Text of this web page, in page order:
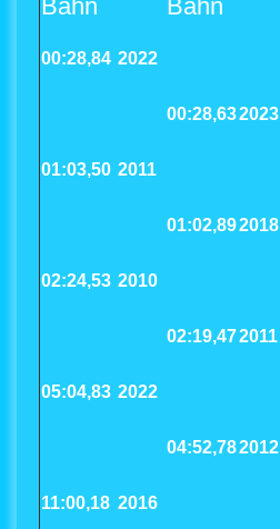
Bahn
Bahn
00:28,84 2022
00:28,632023
01:03,50 2011
01:02,892018
02:24,53 2010
02:19,472011
05:04,83 2022
04:52,782012
11:00,18 2016